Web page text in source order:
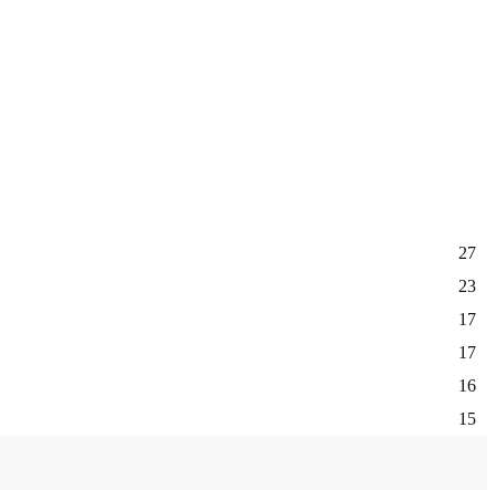
27
23
17
17
16
15